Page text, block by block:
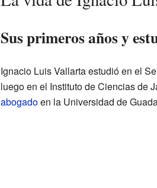
Sus primeros años y
Ignacio Luis Vallarta estudió en el
luego en el Instituto de Ciencias de
abogadoen la Universidad de